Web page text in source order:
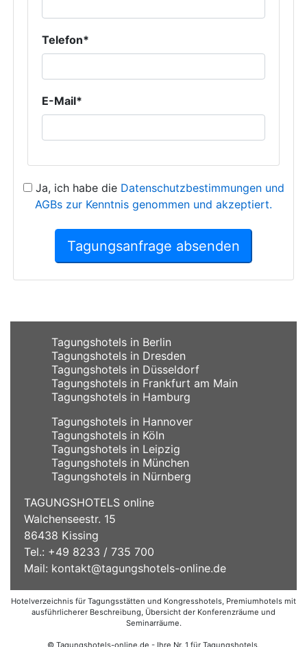
Telefon*
E-Mail*
Ja, ich habe die Datenschutzbestimmungen und
AGBs zur Kenntnis genommen und akzeptiert.
Tagungsanfrage absenden
Tagungshotels in Berlin
Tagungshotels in Dresden
Tagungshotels in Düsseldorf
Tagungshotels in Frankfurt am Main
Tagungshotels in Hamburg
Tagungshotels in Hannover
Tagungshotels in Köln
Tagungshotels in Leipzig
Tagungshotels in München
Tagungshotels in Nürnberg
TAGUNGSHOTELS online
Walchenseestr. 15
86438 Kissing
Tel.: +49 8233 / 735 700
Mail: kontakt@tagungshotels-online.de
Hotelverzeichnis für Tagungsstätten und Kongresshotels, Premiumhotels mit
ausführlicherer Beschreibung, Übersicht der Konferenzräume und
Seminarräume.